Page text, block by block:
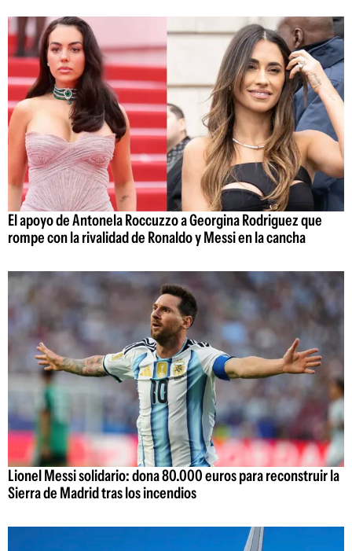
El apoyo de Antonela Roccuzzo a Georgina Rodriguez que
rompe con la rivalidad de Ronaldo y Messi en la cancha
Lionel Messi solidario: dona 80.000 euros para reconstruir la
Sierra de Madrid tras los incendios